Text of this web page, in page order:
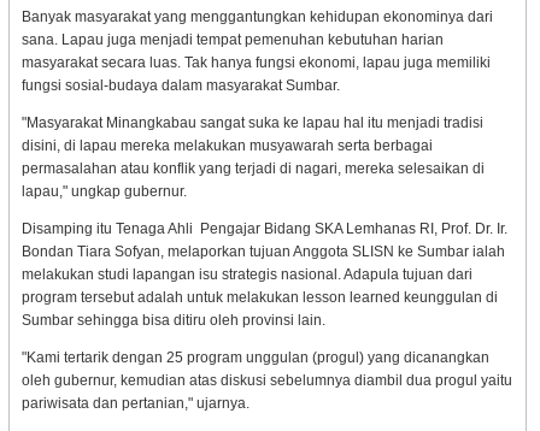
Banyak masyarakat yang menggantungkan kehidupan ekonominya dari
sana. Lapau juga menjadi tempat pemenuhan kebutuhan harian
masyarakat secara luas. Tak hanya fungsi ekonomi, lapau juga memiliki
fungsi sosial-budaya dalam masyarakat Sumbar.
"Masyarakat Minangkabau sangat suka ke lapau hal itu menjadi tradisi
disini, di lapau mereka melakukan musyawarah serta berbagai
permasalahan atau konflik yang terjadi di nagari, mereka selesaikan di
lapau," ungkap gubernur.
Disamping itu Tenaga Ahli Pengajar Bidang SKA Lemhanas RI, Prof. Dr. Ir.
Bondan Tiara Sofyan, melaporkan tujuan Anggota SLISN ke Sumbar ialah
melakukan studi lapangan isu strategis nasional. Adapula tujuan dari
program tersebut adalah untuk melakukan lesson learned keunggulan di
Sumbar sehingga bisa ditiru oleh provinsi lain.
"Kami tertarik dengan 25 program unggulan (progul) yang dicanangkan
oleh gubernur, kemudian atas diskusi sebelumnya diambil dua progul yaitu
pariwisata dan pertanian," ujarnya.